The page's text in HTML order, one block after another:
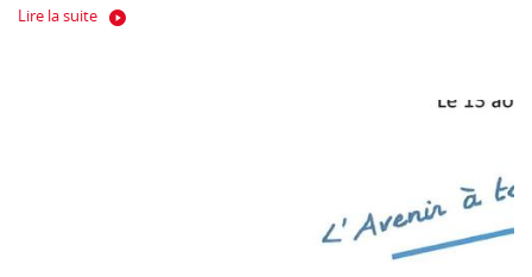
Lire la suite